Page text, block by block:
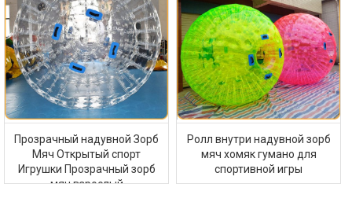
Прозрачный надувной Зорб
Мяч Открытый спорт
Игрушки Прозрачный зорб
мяч взрослый
Ролл внутри надувной зорб
мяч хомяк гумано для
спортивной игры